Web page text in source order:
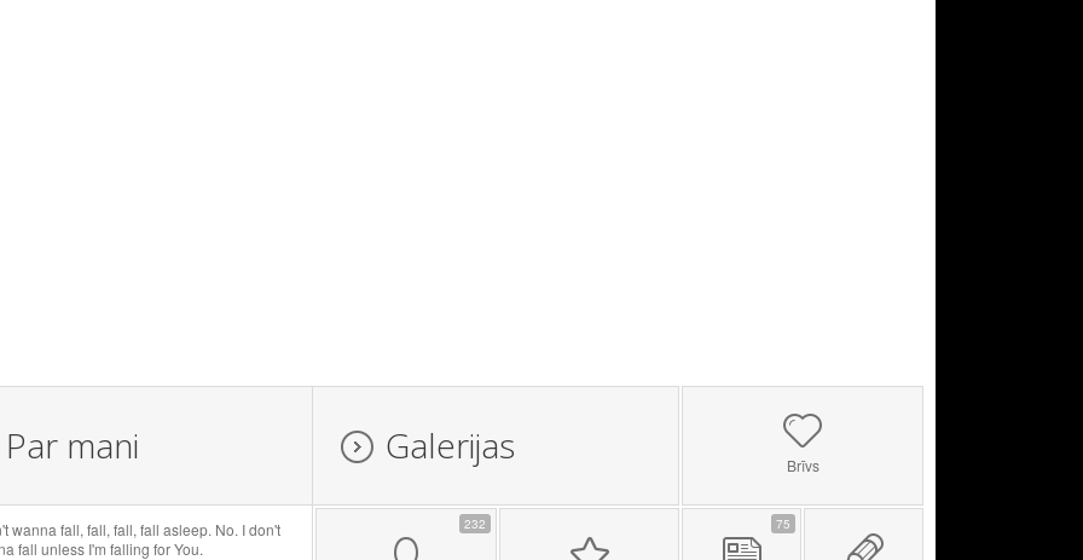
Par mani Galerijas Brīvs
wanna fall, fall, fall, fall asleep. No. I don't
fall unless I'm falling for You.
232 75